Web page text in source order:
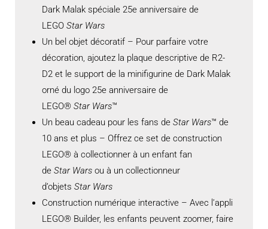
Dark Malak spéciale 25e anniversaire de
LEGO Star Wars
Un bel objet décoratif – Pour parfaire votre
décoration, ajoutez la plaque descriptive de R2-
D2 et le support de la minifigurine de Dark Malak
orné du logo 25e anniversaire de
LEGO® Star Wars™
Un beau cadeau pour les fans de Star Wars™ de
10 ans et plus – Offrez ce set de construction
LEGO® à collectionner à un enfant fan
de Star Wars ou à un collectionneur
d’objets Star Wars
Construction numérique interactive – Avec l’appli
LEGO® Builder, les enfants peuvent zoomer, faire